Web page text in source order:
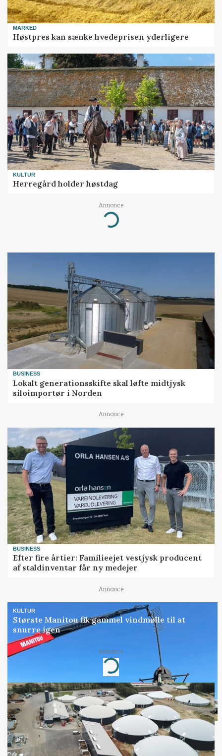
MARKED
Høstpres kan sænke hvedeprisen yderligere
KULTUR
Herregård holder høstdag
Annonce
Loading...
BUSINESS
Lokalt generationsskifte skal løfte midtjysk
siloimportør i Norden
Annonce
BUSINESS
Efter fire årtier: Familieejet vestjysk producent
af staldinventar får ny medejer
Annonce
KULTUR
Største Manitou fik gammel vindmølle til at
snurre igen
Annonce
Loading...